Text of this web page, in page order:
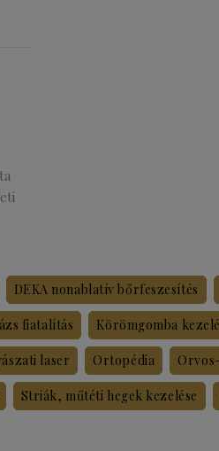
DEKA nonablatív bőrfeszesítés
fiatalítás Körömgomba
laser Ortopédia
Striák, műtéti hegek kezelése